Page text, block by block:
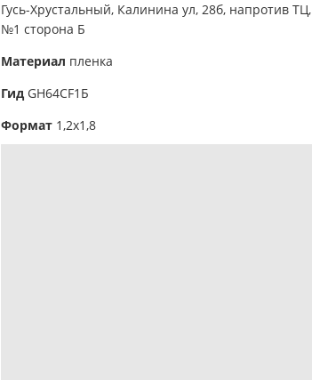
Гусь-Хрустальный, Калинина ул, 28б, напротив ТЦ,
№1 сторона Б
Материал пленка
Гид GH64СF1Б
Формат 1,2х1,8